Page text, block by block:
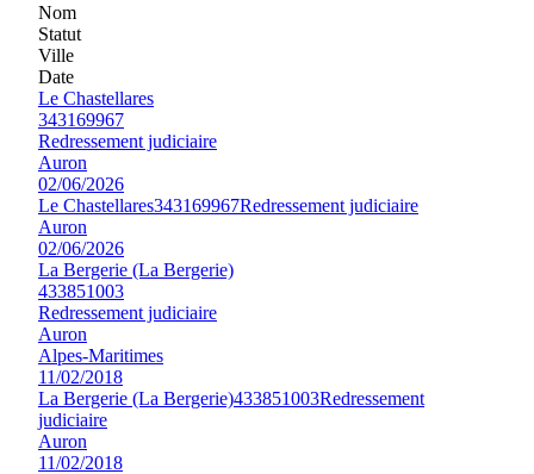
Nom
Statut
Ville
Date
Le Chastellares
343169967
Redressement judiciaire
Auron
02/06/2026
Le Chastellares343169967Redressement judiciaire
Auron
02/06/2026
La Bergerie (La Bergerie)
433851003
Redressement judiciaire
Auron
Alpes-Maritimes
11/02/2018
La Bergerie (La Bergerie)433851003Redressement
judiciaire
Auron
11/02/2018